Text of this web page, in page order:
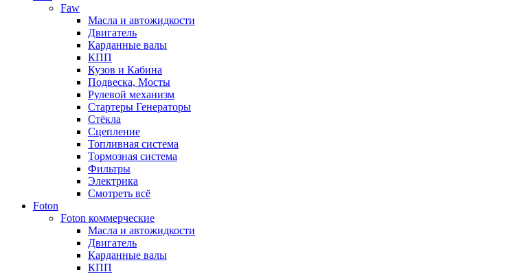
Faw
Масла и автожидкости
Двигатель
Карданные валы
КПП
Кузов и Кабина
Подвеска, Мосты
Рулевой механизм
Стартеры Генераторы
Стёкла
Сцепление
Топливная система
Тормозная система
Фильтры
Электрика
Смотреть всё
Foton
Foton коммерческие
Масла и автожидкости
Двигатель
Карданные валы
КПП